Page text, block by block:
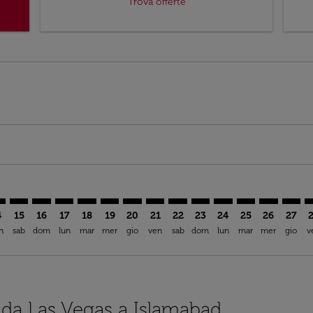
15
sab
16
dom
17
lun
18
mar
19
mer
20
gio
21
ven
22
sab
23
dom
24
lun
25
mar
26
mer
27
gio